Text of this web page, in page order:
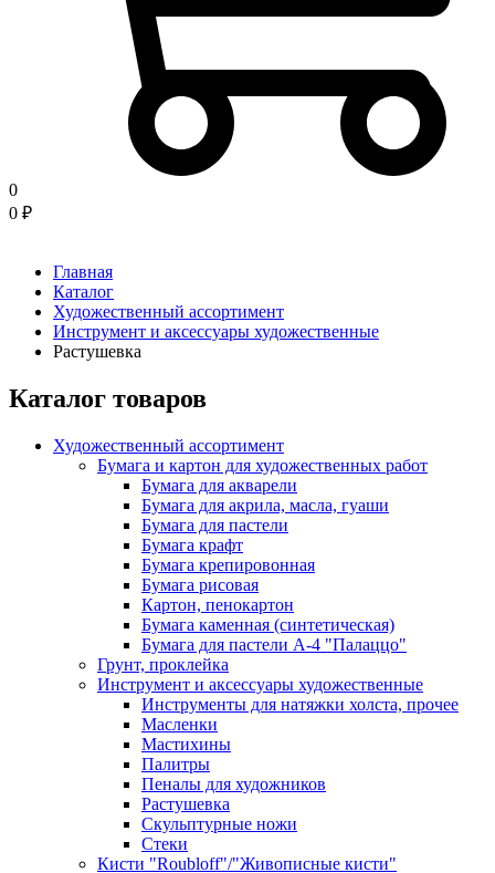
0
0 ₽
Главная
Каталог
Художественный ассортимент
Инструмент и аксессуары художественные
Растушевка
Каталог товаров
Художественный ассортимент
Бумага и картон для художественных работ
Бумага для акварели
Бумага для акрила, масла, гуаши
Бумага для пастели
Бумага крафт
Бумага крепировонная
Бумага рисовая
Картон, пенокартон
Бумага каменная (синтетическая)
Бумага для пастели А-4 "Палаццо"
Грунт, проклейка
Инструмент и аксессуары художественные
Инструменты для натяжки холста, прочее
Масленки
Мастихины
Палитры
Пеналы для художников
Растушевка
Скульптурные ножи
Стеки
Кисти "Roubloff"/"Живописные кисти"